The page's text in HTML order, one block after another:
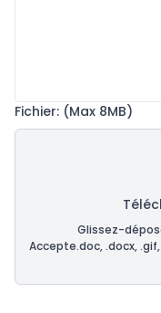
Fichier: (Max 8MB)
Glissez-
Accepte.doc, .docx,